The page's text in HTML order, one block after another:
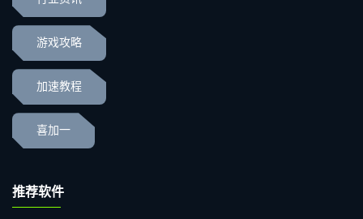
游戏攻略
加速教程
喜加一
推荐软件